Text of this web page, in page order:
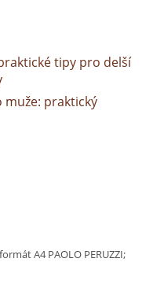
tipy pro delší
muže: praktický
A4 PAOLO PERUZZI;